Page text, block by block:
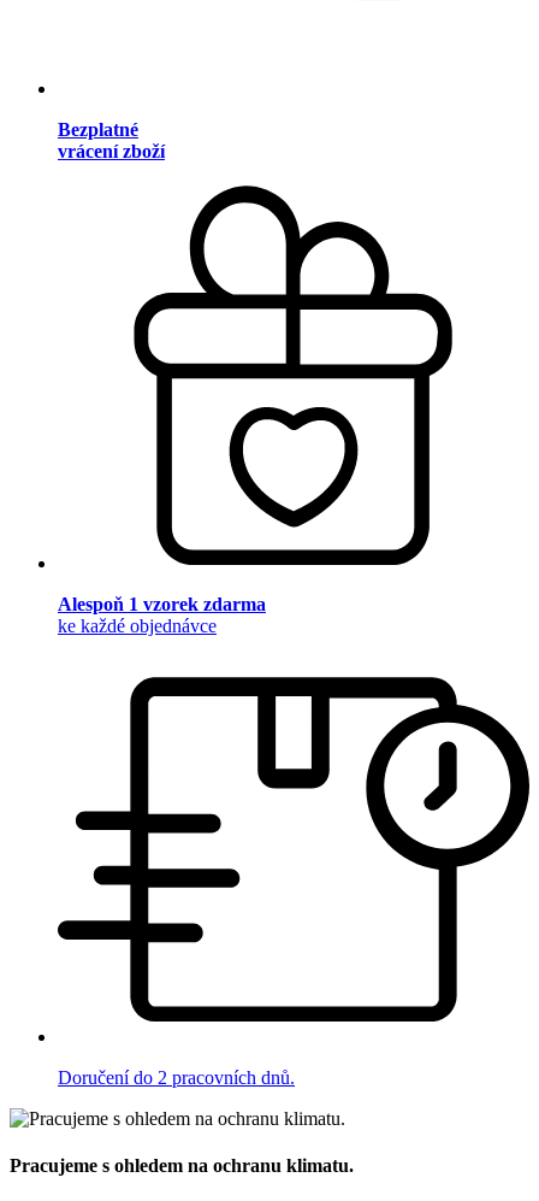
Bezplatné
vrácení zboží
Alespoň 1 vzorek zdarma
ke každé objednávce
Doručení do 2 pracovních dnů.
Pracujeme s ohledem na ochranu klimatu.